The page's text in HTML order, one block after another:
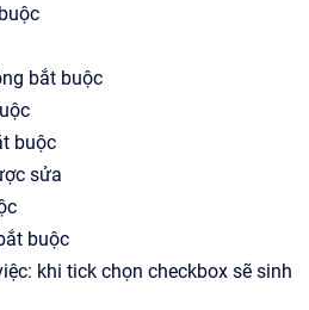
bắt buộc
buộc
sửa
buộc
khi tick chọn checkbox sẽ sinh